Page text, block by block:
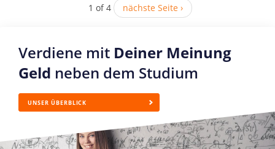
1 of 4 nächste Seite ›
Verdiene mit Deiner Meinung
Geld neben dem Studium
UNSER ÜBERBLICK